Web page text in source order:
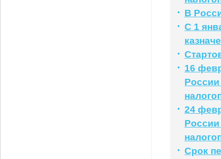
В
С 1
16
24
Срок